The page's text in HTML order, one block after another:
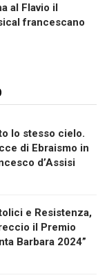
al Flavio il
francescano
lo stesso cielo.
di Ebraismo in
d’Assisi
e Resistenza,
il Premio
Barbara 2024”